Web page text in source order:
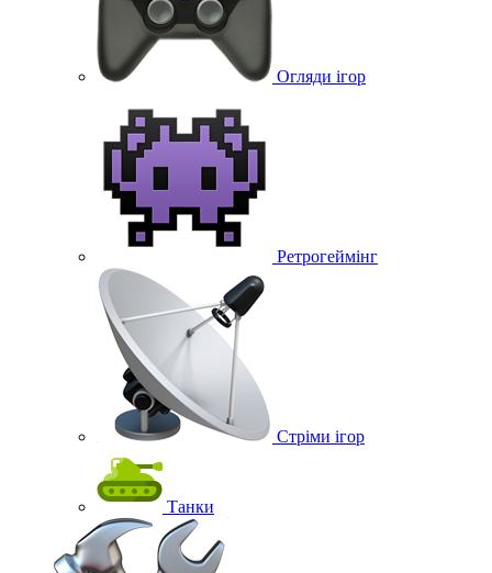
Огляди ігор
Ретрогеймінг
Стріми ігор
Танки